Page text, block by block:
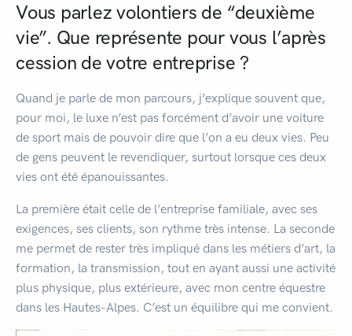
Vous parlez volontiers de “deuxième
vie”. Que représente pour vous l’après
cession de votre entreprise ?
Quand je parle de mon parcours, j’explique souvent que,
pour moi, le luxe n’est pas forcément d’avoir une voiture
de sport mais de pouvoir dire que l’on a eu deux vies. Peu
de gens peuvent le revendiquer, surtout lorsque ces deux
vies ont été épanouissantes.
La première était celle de l’entreprise familiale, avec ses
exigences, ses clients, son rythme très intense. La seconde
me permet de rester très impliqué dans les métiers d’art, la
formation, la transmission, tout en ayant aussi une activité
plus physique, plus extérieure, avec mon centre équestre
dans les Hautes-Alpes. C’est un équilibre qui me convient.